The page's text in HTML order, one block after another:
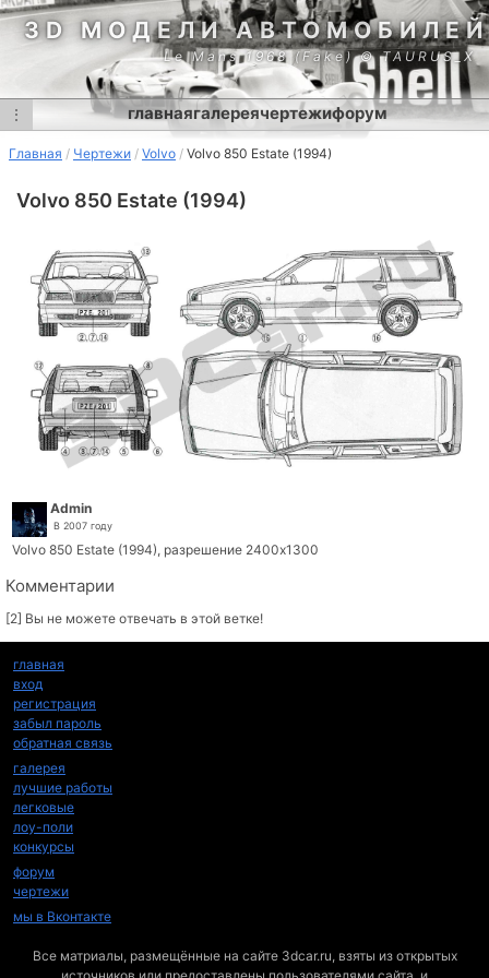
3D МОДЕЛИ АВТОМОБИЛЕЙ
Le Mans 1968 (Fake) © TAURUS_X
⋮ главнаягалереячертежифорум
Главная Чертежи Volvo Volvo 850 Estate (1994)
Volvo 850 Estate (1994)
Admin
В 2007 году
Volvo 850 Estate (1994), разрешение 2400x1300
Комментарии
[2] Вы не можете отвечать в этой ветке!
главная
вход
регистрация
забыл пароль
обратная связь
галерея
лучшие работы
легковые
лоу-поли
конкурсы
форум
чертежи
мы в Вконтакте
Все матриалы, размещённые на сайте 3dcar.ru, взяты из открытых